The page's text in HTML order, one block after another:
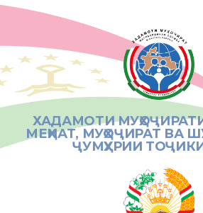
ХАДАМОТИ
МЕҲНАТ, МУҲОҶИРАТ ВА
ҶУМҲУРИИ